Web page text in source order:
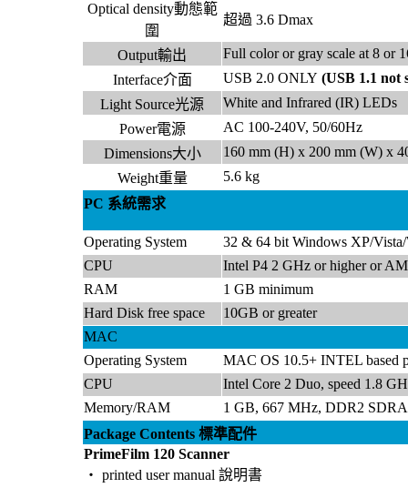
Optical density動態範
圍
超過 3.6 Dmax
Output輸出
Full color or gray scale at 8 or
Interface介面
USB 2.0 ONLY (USB 1.1 not
Light Source光源
White and Infrared (IR) LEDs
Power電源
AC 100-240V, 50/60Hz
Dimensions大小
160 mm (H) x 200 mm (W) x
Weight重量
5.6 kg
PC 系統需求
Operating System
32 & 64 bit Windows XP/
CPU
Intel P4 2 GHz or higher or
RAM
1 GB minimum
Hard Disk free space
10GB or greater
MAC
Operating System
MAC OS 10.5+ INTEL based
CPU
Intel Core 2 Duo, speed 1.8
Memory/RAM
1 GB, 667 MHz, DDR2
Package Contents 標準配件
PrimeFilm 120 Scanner
‧ printed user manual 說明書